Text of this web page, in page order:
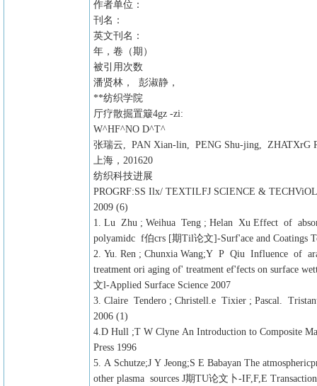
作者单位：
刊名：
英文刊名：
年，卷（期）
被引用次数
潘贤林， 彭淑静，
**纺织学院
厅疗散掘置簸4gz -zi:
W^HF^NO D^T^
张瑞云, PAN Xian-lin, PENG Shu-jing, ZHATXrG
上海，201620
纺织科技进展
PROGRF:SS Ilx/ TEXTILFJ SCIENCE &
2009 (6)
1. Lu Zhu ; Weihua Teng ; Helan Xu Effect of
polyamidc f伯crs [期Til论文]-Surf'ace and Coatings
2. Yu. Ren ; Chunxia Wang;Y P Qiu Influence of
treatment ori aging of' treatment ef'fects on surface
文l-Applied Surface Science 2007
3. Claire Tendero ; Christell.e Tixier ; Pascal.
2006 (1)
4.D Hull ;T W Clyne An Introduction to Composite
Press 1996
5. A Schutze;J Y Jeong;S E Babayan The
other plasma sources J期TU论文卜-IF,F,E